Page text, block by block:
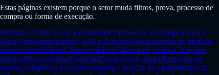
Estas páginas existem porque o setor muda filtros, prova, processo de
compra ou forma de execução.
Indústrias, fábricas e processadorasEmpresas de tecnologia (SaaS e
HaaS)Telecomunicações (VoIP e Telecom)Equipamentos de medição
científicaImobiliáriasClínicas médicasClínicas de estéticaCirurgiões
plásticosNutricionistasFranquiasDentistasAdvogadosEmpresas de
mudançaNegócios locaisOutsourcing e locação de equipamentos de